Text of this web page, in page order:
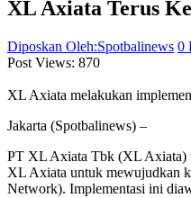
XL Axiata Terus
Diposkan Oleh:Spotbalinews 0
Post Views: 870
XL Axiata melakukan
Jakarta (Spotbalinews) –
PT XL Axiata Tbk (XL Axiata)
XL Axiata untuk mewujudkan
Network). Implementasi ini